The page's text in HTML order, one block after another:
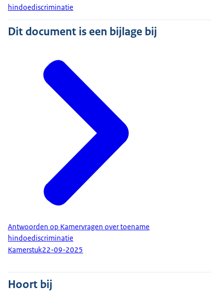
hindoediscriminatie
Dit document is een bijlage bij
Antwoorden op Kamervragen over toename
hindoediscriminatie
Kamerstuk22-09-2025
Hoort bij